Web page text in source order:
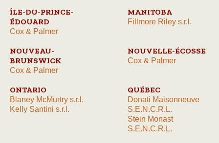
ÎLE-DU-PRINCE-
ÉDOUARD
Cox & Palmer
MANITOBA
Fillmore Riley s.r.l.
NOUVEAU-
BRUNSWICK
Cox & Palmer
NOUVELLE-ÉCOSSE
Cox & Palmer
ONTARIO
Blaney McMurtry s.r.l.
Kelly Santini s.r.l.
QUÉBEC
Donati Maisonneuve
S.E.N.C.R.L.
Stein Monast
S.E.N.C.R.L.